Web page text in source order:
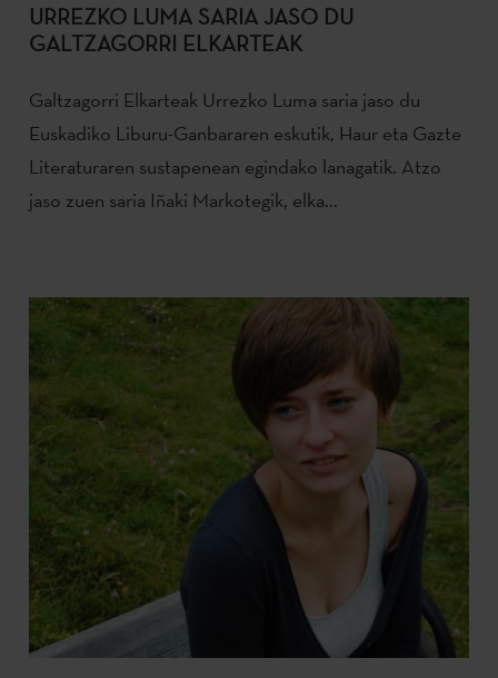
URREZKO LUMA SARIA JASO DU
GALTZAGORRI ELKARTEAK
Galtzagorri Elkarteak Urrezko Luma saria jaso du
Euskadiko Liburu-Ganbararen eskutik, Haur eta Gazte
Literaturaren sustapenean egindako lanagatik. Atzo
jaso zuen saria Iñaki Markotegik, elka...